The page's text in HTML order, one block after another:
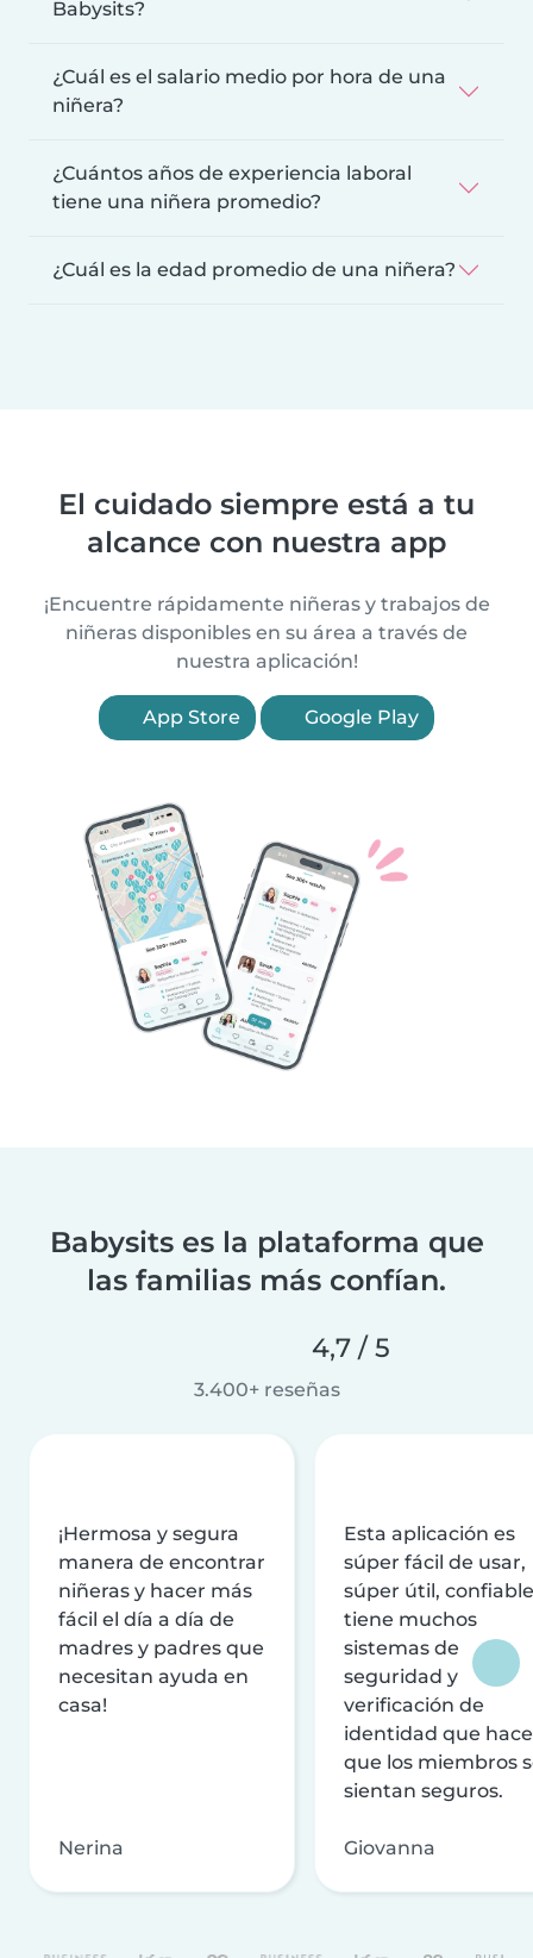
Babysits?
¿Cuál es el salario medio por hora de una
niñera?
¿Cuántos años de experiencia laboral
tiene una niñera promedio?
¿Cuál es la edad promedio de una niñera?
El cuidado siempre está a tu
alcance con nuestra app
¡Encuentre rápidamente niñeras y trabajos de
niñeras disponibles en su área a través de
nuestra aplicación!
App Store Google Play
Babysits es la plataforma que
las familias más confían.
4,7 / 5
3.400+ reseñas
¡Hermosa y segura
manera de encontrar
niñeras y hacer más
fácil el día a día de
madres y padres que
necesitan ayuda en
casa!
Nerina
Esta aplicación es
súper fácil de usar,
súper útil,
tiene muchos
sistemas de
seguridad y
verificación de
identidad que
que los miembros
sientan seguros.
Giovanna